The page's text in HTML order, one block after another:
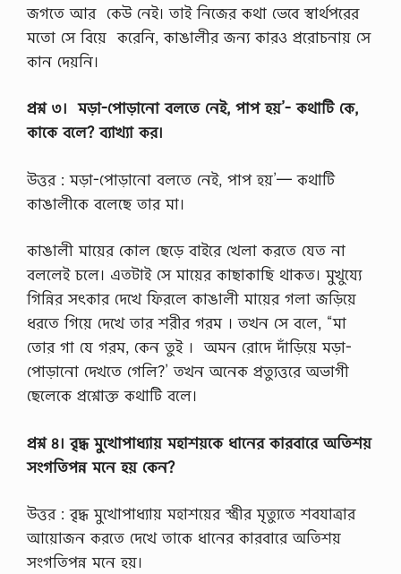
জগতে আর কেউ নেই। তাই নিজের কথা ভেবে স্বার্থপরের
মতাে সে বিয়ে করেনি, কাঙালীর জন্য কারও প্ররােচনায় সে
কান দেয়নি।
প্রশ্ন ৩। মড়া-পােড়ানাে বলতে নেই, পাপ হয়’- কথাটি কে,
কাকে বলে? ব্যাখ্যা কর।
উত্তর : মড়া-পােড়ানাে বলতে নেই, পাপ হয়’— কথাটি
কাঙালীকে বলেছে তার মা।
কাঙালী মায়ের কোল ছেড়ে বাইরে খেলা করতে যেত না
বললেই চলে। এতটাই সে মায়ের কাছাকাছি থাকত। মুখুয্যে
গিন্নির সৎকার দেখে ফিরলে কাঙালী মায়ের গলা জড়িয়ে
ধরতে গিয়ে দেখে তার শরীর গরম । তখন সে বলে, “মা
তাের গা যে গরম, কেন তুই । অমন রােদে দাঁড়িয়ে মড়া-
পােড়ানাে দেখতে গেলি?’ তখন অনেক প্রত্যুত্তরে অভাগী
ছেলেকে প্রশ্নোক্ত কথাটি বলে।
প্রশ্ন ৪। বৃদ্ধ মুখােপাধ্যায় মহাশয়কে ধানের কারবারে অতিশয়
সংগতিপন্ন মনে হয় কেন?
উত্তর : বৃদ্ধ মুখােপাধ্যায় মহাশয়ের স্ত্রীর মৃত্যুতে শবযাত্রার
আয়ােজন করতে দেখে তাকে ধানের কারবারে অতিশয়
সংগতিপন্ন মনে হয়।